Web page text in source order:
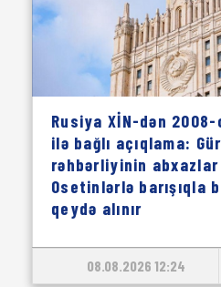
Rusiya XİN-dən
ilə bağlı açıqlama:
rəhbərliyinin abxazlar
Osetinlərlə barışıqla
qeydə alınır
08.08.2026 12:24